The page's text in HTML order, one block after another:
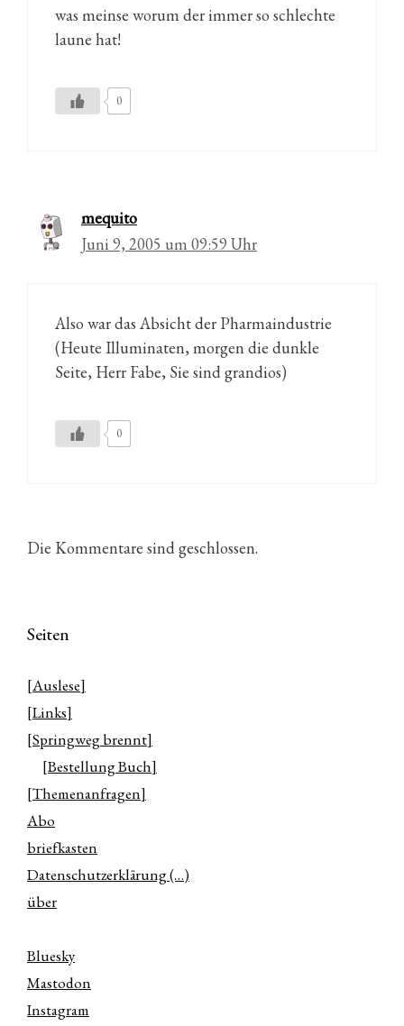
was meinse worum der immer so schlechte
laune hat!
0
mequito
Juni 9, 2005 um 09:59 Uhr
Also war das Absicht der Pharmaindustrie
(Heute Illuminaten, morgen die dunkle
Seite, Herr Fabe, Sie sind grandios)
0
Die Kommentare sind geschlossen.
Seiten
[Auslese]
[Links]
[Springweg brennt]
[Bestellung Buch]
[Themenanfragen]
Abo
briefkasten
Datenschutzerklärung (…)
über
Bluesky
Mastodon
Instagram